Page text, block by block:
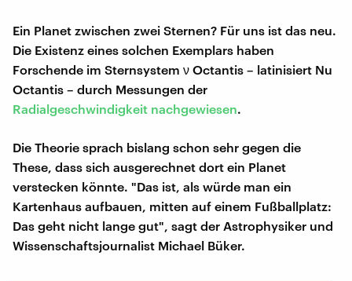
Ein Planet zwischen zwei Sternen? Für uns ist das neu.
Die Existenz eines solchen Exemplars haben
Forschende im Sternsystem ν Octantis – latinisiert Nu
Octantis – durch Messungen der
Radialgeschwindigkeit nachgewiesen.
Die Theorie sprach bislang schon sehr gegen die
These, dass sich ausgerechnet dort ein Planet
verstecken könnte. "Das ist, als würde man ein
Kartenhaus aufbauen, mitten auf einem Fußballplatz:
Das geht nicht lange gut", sagt der Astrophysiker und
Wissenschaftsjournalist Michael Büker.